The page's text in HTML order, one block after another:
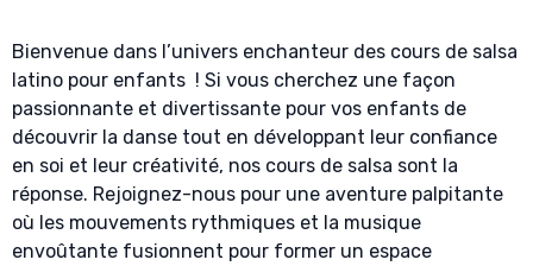
Bienvenue dans l’univers enchanteur des cours de salsa
latino pour enfants ! Si vous cherchez une façon
passionnante et divertissante pour vos enfants de
découvrir la danse tout en développant leur confiance
en soi et leur créativité, nos cours de salsa sont la
réponse. Rejoignez-nous pour une aventure palpitante
où les mouvements rythmiques et la musique
envoûtante fusionnent pour former un espace